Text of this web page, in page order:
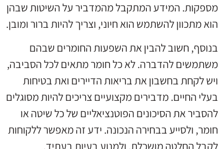
מספקות. המידע המתקבל מהמדביר על השיטות שבהן
הוא מתכוון להשתמש הוא חיוני, וצריך להיות ברור ומובן.
בנוסף, חשוב להבין את השפעות החומרים שבהם
משתמשים להדברה. לא כל חומר מתאים לכל הסביבה,
ויש לקחת בחשבון את בריאות הדיירים ואת בטיחות
בעלי החיים. מדבירים מקצועיים צריכים להיות מסוגלים
להסביר את הסיכונים הפוטנציאליים של כל שיטה או
חומר, ולסייע בבחירה הנכונה. ידע זה מאפשר ללקוחות
לקבל החלטה מושכלת, ולמנוע בעיות בעתיד.